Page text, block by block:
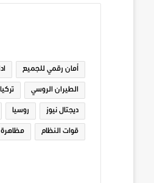
أمان رقمي للجميع
الطيران الروسي تركيا
ديجتال نيوز روسيا
قوات النظام مظاهرة